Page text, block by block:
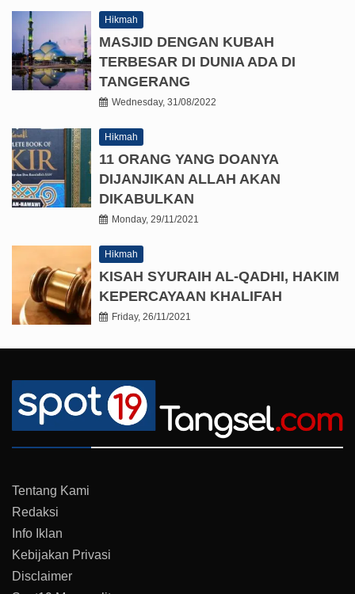
Hikmah
MASJID DENGAN KUBAH
TERBESAR DI DUNIA ADA DI
TANGERANG
Wednesday, 31/08/2022
Hikmah
11 ORANG YANG DOANYA
DIJANJIKAN ALLAH AKAN
DIKABULKAN
Monday, 29/11/2021
Hikmah
KISAH SYURAIH AL-QADHI, HAKIM
KEPERCAYAAN KHALIFAH
Friday, 26/11/2021
Tentang Kami
Redaksi
Info Iklan
Kebijakan Privasi
Disclaimer